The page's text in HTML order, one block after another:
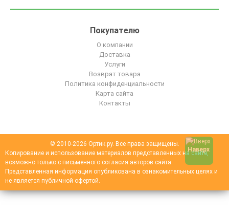
Покупателю
О компании
Доставка
Услуги
Возврат товара
Политика конфиденциальности
Карта сайта
Контакты
© 2010-2026 Ортик.ру. Все права защищены.
Копирование и использование материалов представленных на сайте,
возможно только с письменного согласия авторов сайта.
Представленная информация опубликована в ознакомительных целях и
не является публичной офертой.
Наверх